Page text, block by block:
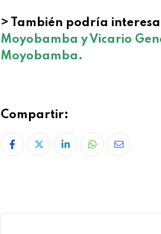
> También podría
Moyobamba y Vicario
Moyobamba.
Compartir: